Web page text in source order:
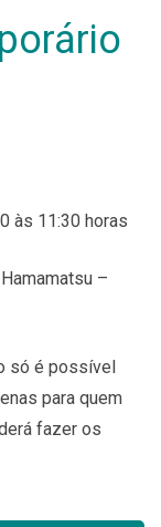
às 11:30 horas
–
só é possível
para quem
fazer os